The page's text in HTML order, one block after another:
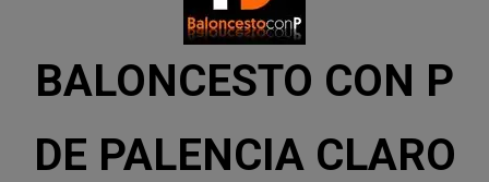
BALONCESTO CON P
DE PALENCIA CLARO